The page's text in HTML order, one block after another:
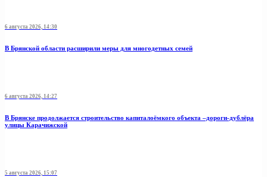
6 августа 2026, 14:30
В Брянской области расширили меры для многодетных семей
6 августа 2026, 14:27
В Брянске продолжается строительство капиталоёмкого объекта –дороги-дублёра
улицы Карачижской
5 августа 2026, 15:07